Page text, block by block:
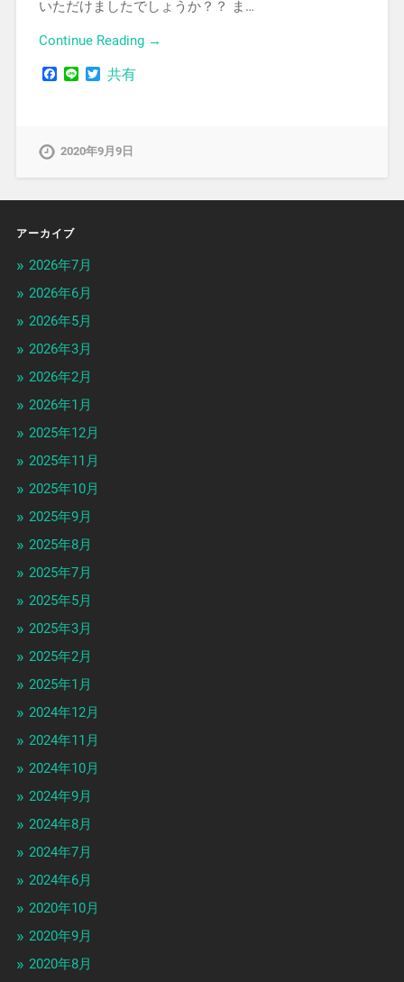
いただけましたでしょうか？？ ま…
Continue Reading →
Facebook
LineTwitter
共有
2020年9月9日
アーカイブ
2026年7月
2026年6月
2026年5月
2026年3月
2026年2月
2026年1月
2025年12月
2025年11月
2025年10月
2025年9月
2025年8月
2025年7月
2025年5月
2025年3月
2025年2月
2025年1月
2024年12月
2024年11月
2024年10月
2024年9月
2024年8月
2024年7月
2024年6月
2020年10月
2020年9月
2020年8月